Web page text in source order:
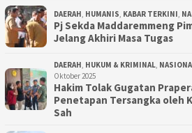
DAERAH HUMANIS KABAR TERKINI
Pj Sekda Maddaremmeng
Jelang Akhiri Masa Tugas
DAERAH HUKUM & KRIMINAL
Oktober 2025
Hakim Tolak Gugatan
Penetapan Tersangka oleh
Sah